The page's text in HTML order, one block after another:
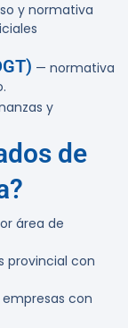
y normativa
— normativa
y
de
área de
provincial con
con